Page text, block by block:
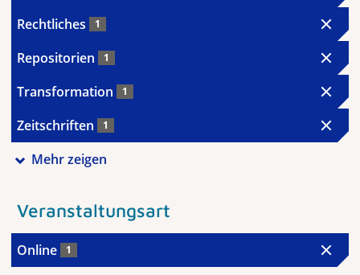
Rechtliches 1
Repositorien 1
Transformation 1
Zeitschriften 1
Mehr zeigen
Veranstaltungsart
Online 1